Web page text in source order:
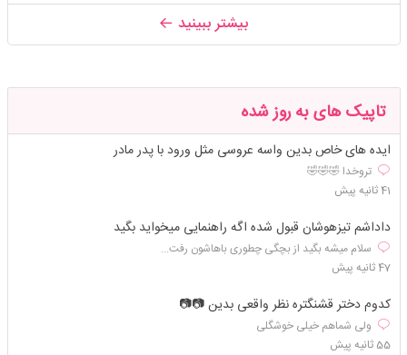
بیشتر ببینید
تاپیک های به روز شده
ایده های خاص بدین واسه عروسی مثل ورود با پدر مادر
تروخدا 🤣🤣🤣
41 ثانیه پیش
داداشم تیزهوشان قبول شده اگه راهنمایی میخواید بگید
سلام میشه بگید از بچگی چطوری باهاشون رفت...
47 ثانیه پیش
کدوم دختر قشنگتره نظر واقعی بدین 📷📷
ولی شماهم خیلی خوشگلی
55 ثانیه پیش